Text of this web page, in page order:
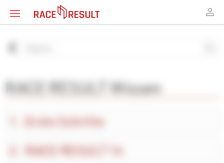
RACE RESULT Wissen
Erste Schritte
RACE RESULT 14